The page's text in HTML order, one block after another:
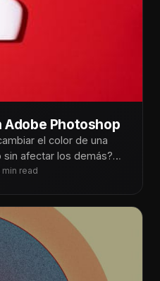
Adobe Photoshop
el color de una
afectar los demás?
min read